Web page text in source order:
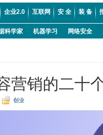
企业2.0 互联网 安 全 装 备
科学家 机器学习 网络安全
营销的二十
创业